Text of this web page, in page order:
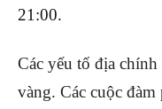
21:00.
Các yếu tố địa
vàng. Các cuộc